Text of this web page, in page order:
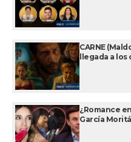
CARNE
llegada a los
¿Romance
García